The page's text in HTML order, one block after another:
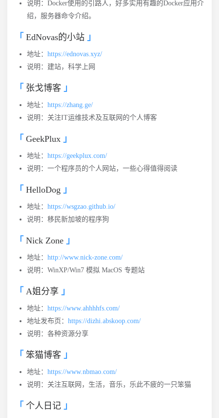
说明：Docker使用的引路人，好多实用有趣的Docker应用介
绍，服务器命令介绍。
EdNovas的小站
地址： https://ednovas.xyz/
说明：建站，科学上网
张戈博客
地址： https://zhang.ge/
说明：关注IT运维技术及互联网的个人博客
GeekPlux
地址： https://geekplux.com/
说明：一个程序员的个人网站，一些心得值得阅读
HelloDog
地址： https://wsgzao.github.io/
说明：移民新加坡的程序狗
Nick Zone
地址： http://www.nick-zone.com/
说明：WinXP/Win7 模拟 MacOS 专题站
A姐分享
地址： https://www.ahhhhfs.com/
地址发布页： https://dizhi.abskoop.com/
说明：各种资源分享
笨猫博客
地址： https://www.nbmao.com/
说明：关注互联网，生活，音乐，乐此不疲的一只笨猫
个人日记